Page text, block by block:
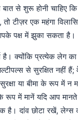
से शुरू होनी चाहिए
तो टीज़र एक महंगा
पक्ष में झुका सकता है।
है। क्योंकि प्रत्येक लेग का
से सुरक्षित नहीं
या बीमा के रूप में न
रूप में मानें यदि आप
दांव छोटा रखें, लेग्स